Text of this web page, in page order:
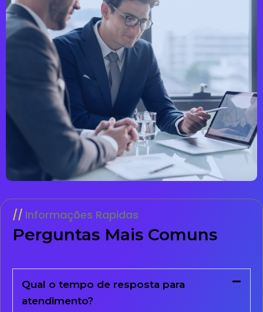
Informações Rapidas
Perguntas Mais Comuns
Qual o tempo de resposta para
atendimento?